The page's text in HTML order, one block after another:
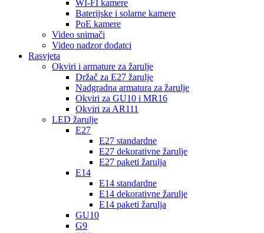
WI-FI kamere
Baterijske i solarne kamere
PoE kamere
Video snimači
Video nadzor dodatci
Rasvjeta
Okviri i armature za žarulje
Držač za E27 žarulje
Nadgradna armatura za žarulje
Okviri za GU10 i MR16
Okviri za AR111
LED žarulje
E27
E27 standardne
E27 dekorativne žarulje
E27 paketi žarulja
E14
E14 standardne
E14 dekorativne žarulje
E14 paketi žarulja
GU10
G9